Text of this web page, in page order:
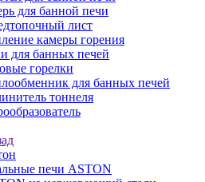
для банной печи
лист
камеры горения
для банных печей
горелки
для банных печей
тоннеля
печи ASTON